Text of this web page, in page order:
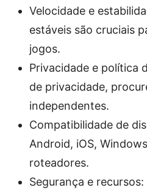
Velocidade e
estáveis são cruciais
jogos.
Privacidade e política
de privacidade,
independentes.
Compatibilidade de
Android, iOS,
roteadores.
Segurança e